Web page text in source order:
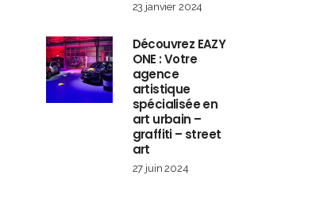
23 janvier 2024
Découvrez EAZY
ONE : Votre
agence
artistique
spécialisée en
art urbain –
graffiti – street
art
27 juin 2024